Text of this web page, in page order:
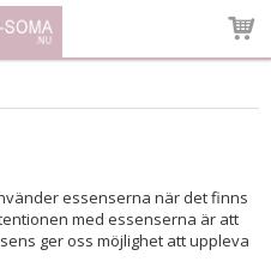
i varukorgen
essenserna när det finns
med essenserna är att
ger oss möjlighet att uppleva